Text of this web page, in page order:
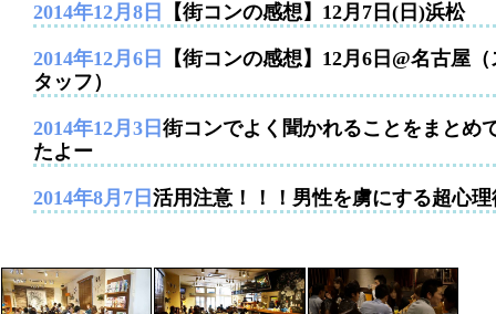
2014年12月8日 【街コンの感想】12月7日(日)浜松
2014年12月6日
【街コンの感想】12月6日@名古屋（
タッフ）
2014年12月3日 街コンでよく聞かれることをまとめ
たよー
2014年8月7日 活用注意！！！男性を虜にする超心理